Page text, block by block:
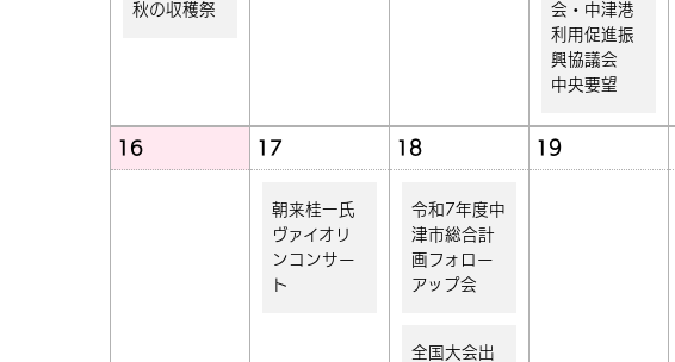
秋の収穫祭
会・中津港
利用促進振
興協議会
中央要望
16 17
朝来桂一氏
ヴァイオリ
ンコンサー
ト
18
令和7年度中
津市総合計
画フォロー
アップ会
全国大会出
19